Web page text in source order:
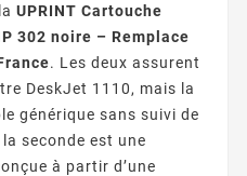
UPRINT Cartouche
302 noire – Remplace
. Les deux assurent
DeskJet 1110, mais la
générique sans suivi de
seconde est une
à partir d’une